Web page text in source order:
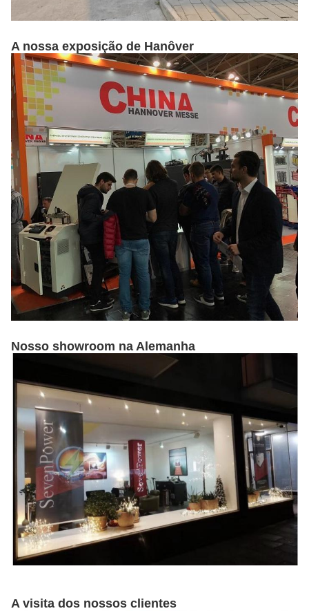
A nossa exposição de Hanôver
Nosso showroom na Alemanha
A visita dos nossos clientes